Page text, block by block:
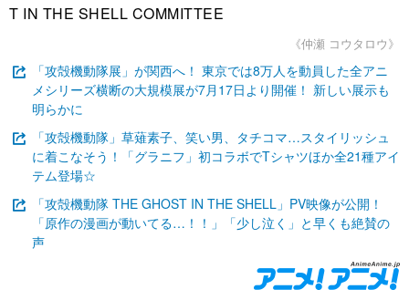
T IN THE SHELL COMMITTEE
《仲瀬 コウタロウ》
「攻殻機動隊展」が関西へ！ 東京では8万人を動員した全アニ
メシリーズ横断の大規模展が7月17日より開催！ 新しい展示も
明らかに
「攻殻機動隊」草薙素子、笑い男、タチコマ…スタイリッシュ
に着こなそう！「グラニフ」初コラボでTシャツほか全21種アイ
テム登場☆
「攻殻機動隊 THE GHOST IN THE SHELL」PV映像が公開！
「原作の漫画が動いてる…！！」「少し泣く」と早くも絶賛の
声